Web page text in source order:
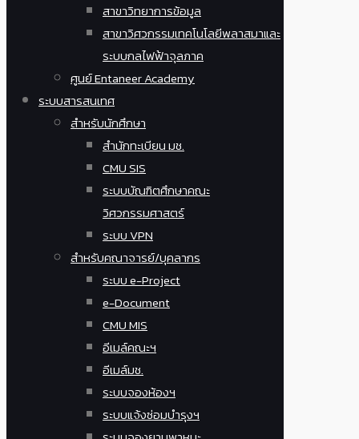
สาขาวิทยาการข้อมูล
สาขาวิศวกรรมเทคโนโลยีพลาสมาและ
ระบบกลไฟฟ้าจุลภาค
ศูนย์ Entaneer Academy
ระบบสารสนเทศ
สำหรับนักศึกษา
สำนักทะเบียน มช.
CMU SIS
ระบบบัณฑิตศึกษาคณะ
วิศวกรรมศาสตร์
ระบบ VPN
สำหรับคณาจารย์/บุคลากร
ระบบ e-Project
e-Document
CMU MIS
อีเมล์คณะฯ
อีเมล์มช.
ระบบจองห้องฯ
ระบบแจ้งซ่อมบำรุงฯ